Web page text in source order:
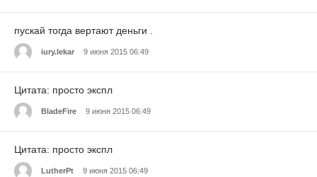
пускай тогда вертают деньги .
iury.lekar 9 июня 2015 06:49
Цитата: просто экспл
BladeFire 9 июня 2015 06:49
Цитата: просто экспл
LutherPt 9 июня 2015 06:49